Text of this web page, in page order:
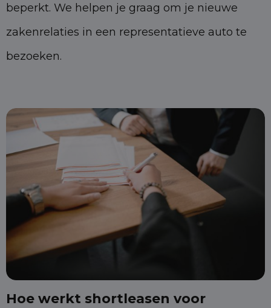
beperkt. We helpen je graag om je nieuwe
zakenrelaties in een representatieve auto te
bezoeken.
Hoe werkt shortleasen voor